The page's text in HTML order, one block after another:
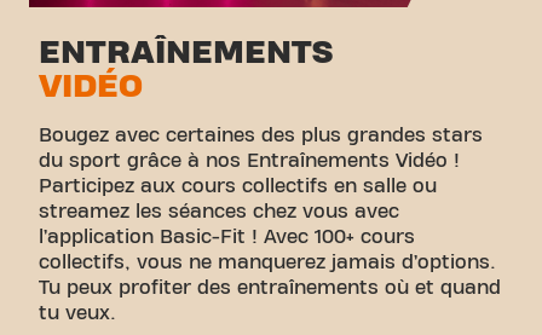
ENTRAÎNEMENTS
VIDÉO
Bougez avec certaines des plus grandes stars
du sport grâce à nos Entraînements Vidéo !
Participez aux cours collectifs en salle ou
streamez les séances chez vous avec
l’application Basic-Fit ! Avec 100+ cours
collectifs, vous ne manquerez jamais d’options.
Tu peux profiter des entraînements où et quand
tu veux.